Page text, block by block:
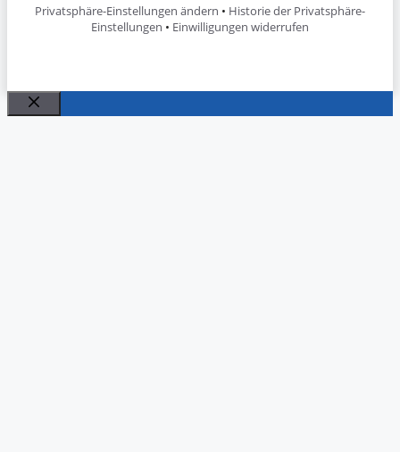
Privatsphäre-Einstellungen ändern • Historie der Privatsphäre-
Einstellungen • Einwilligungen widerrufen
Schließen